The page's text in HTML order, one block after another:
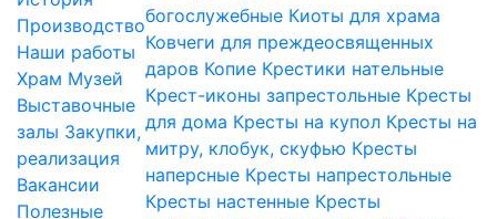
Производство
Наши работы
Храм Музей
Выставочные
залы Закупки,
реализация
Вакансии
Полезные
богослужебные Киоты для храма
Ковчеги для преждеосвященных
даров Копие Крестики нательные
Крест-иконы запрестольные Кресты
для дома Кресты на купол Кресты на
митру, клобук, скуфью Кресты
наперсные Кресты напрестольные
Кресты настенные Кресты